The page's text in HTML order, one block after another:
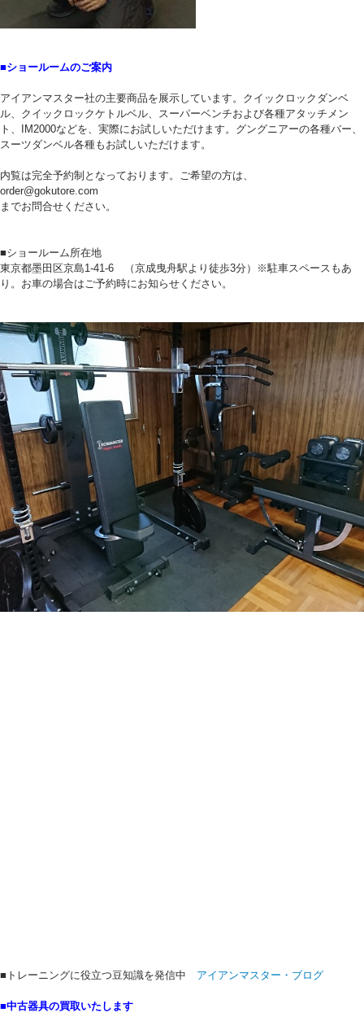
■ショールームのご案内
アイアンマスター社の主要商品を展示しています。クイックロックダンベ
ル、クイックロックケトルベル、スーパーベンチおよび各種アタッチメン
ト、IM2000などを、実際にお試しいただけます。グングニアーの各種バー、
スーツダンベル各種もお試しいただけます。
内覧は完全予約制となっております。ご希望の方は、
order@gokutore.com
までお問合せください。
■ショールーム所在地
東京都墨田区京島1-41-6 （京成曳舟駅より徒歩3分）※駐車スペースもあ
り。お車の場合はご予約時にお知らせください。
■トレーニングに役立つ豆知識を発信中 アイアンマスター・ブログ
■中古器具の買取いたします